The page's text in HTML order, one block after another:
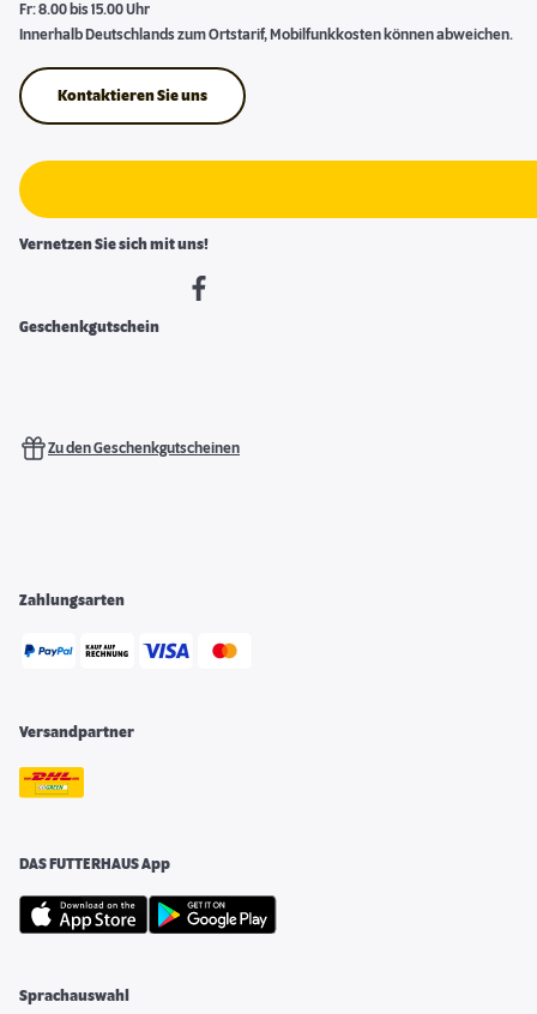
Fr: 8.00 bis 15.00 Uhr
Innerhalb Deutschlands zum Ortstarif, Mobilfunkkosten können abweichen.
Kontaktieren Sie uns
Vernetzen Sie sich mit uns!
Geschenkgutschein
Zu den Geschenkgutscheinen
Zahlungsarten
Versandpartner
DAS FUTTERHAUS App
Sprachauswahl